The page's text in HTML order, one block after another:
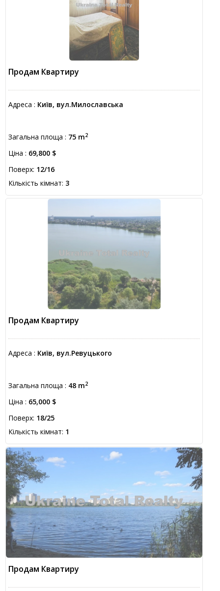
Продам Квартиру
Адреса : Київ, вул.Милославська
Загальна площа : 75 m2
Ціна : 69,800 $
Поверх: 12/16
Кількість кімнат: 3
Продам Квартиру
Адреса : Київ, вул.Ревуцького
Загальна площа : 48 m2
Ціна : 65,000 $
Поверх: 18/25
Кількість кімнат: 1
Продам Квартиру